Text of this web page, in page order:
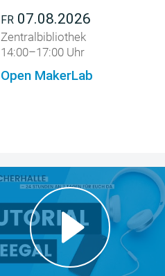
FR 07.08.2026
Zentralbibliothek
14:00–17:00 Uhr
Open MakerLab